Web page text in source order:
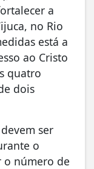
a
no Rio
está a
ao Cristo
quatro
dois
ser
o
o número de